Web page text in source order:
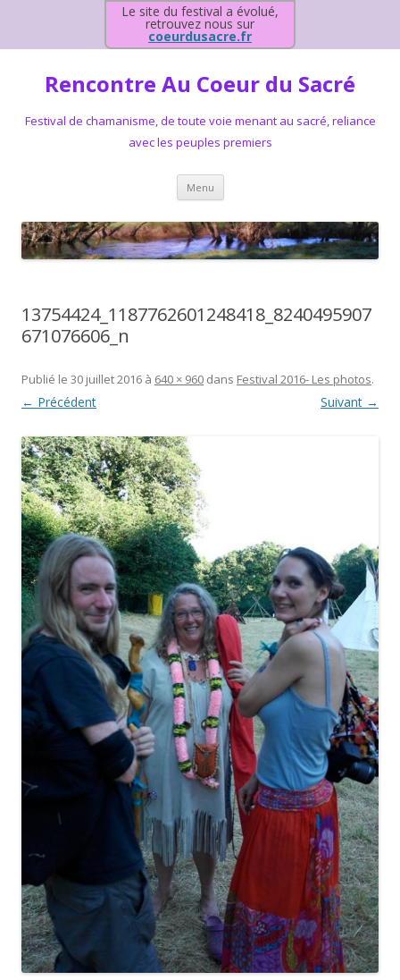
Le site du festival a évolué,
retrouvez nous sur
coeurdusacre.fr
Rencontre Au Coeur du Sacré
Festival de chamanisme, de toute voie menant au sacré, reliance
avec les peuples premiers
Menu Aller au contenu principal
13754424_1187762601248418_8240495907
671076606_n
Publié le 30 juillet 2016 à 640 × 960 dans Festival 2016- Les photos.
← Précédent Suivant →